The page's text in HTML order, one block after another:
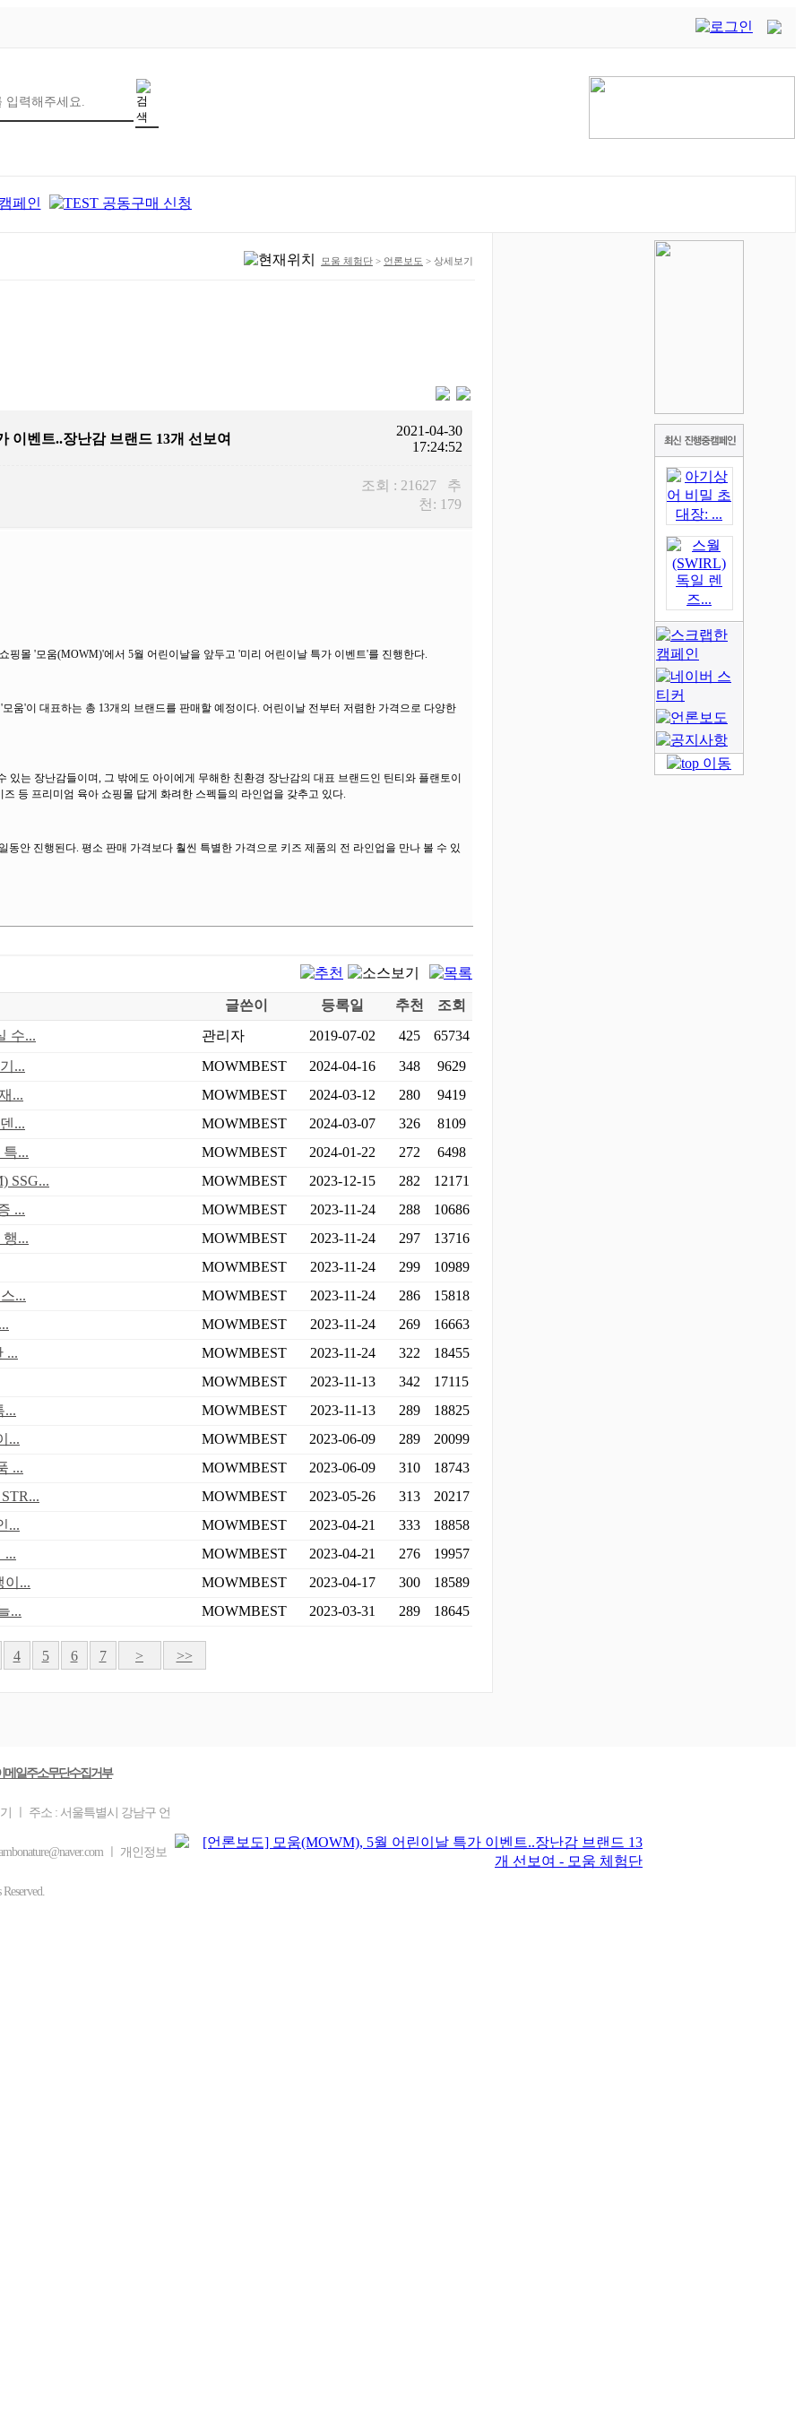
모움 체험단 > 언론보도 > 상세보기
이벤트..장난감 브랜드 13개 선보여
2021-04-30
17:24:52
조회 : 21627 추
천: 179
몰 '모움(MOWM)'에서 5월 어린이날을 앞두고 '미리 어린이날 특가 이벤트'를 진행한다.
움'이 대표하는 총 13개의 브랜드를 판매할 예정이다. 어린이날 전부터 저렴한 가격으로 다양한
는 장난감들이며, 그 밖에도 아이에게 무해한 친환경 장난감의 대표 브랜드인 틴티와 플랜토이
등 프리미엄 육아 쇼핑몰 답게 화려한 스펙들의 라인업을 갖추고 있다.
동안 진행된다. 평소 판매 가격보다 훨씬 특별한 가격으로 키즈 제품의 전 라인업을 만나 볼 수 있
글쓴이 등록일 추천
조회
수...
관리자 2019-07-02 425
65734
...
MOWMBEST 2024-04-16 348
9629
...
MOWMBEST 2024-03-12 280
9419
...
MOWMBEST 2024-03-07 326
8109
...
MOWMBEST 2024-01-22 272
6498
SSG...
MOWMBEST 2023-12-15 282
12171
...
MOWMBEST 2023-11-24 288
10686
...
MOWMBEST 2023-11-24 297
13716
MOWMBEST
2023-11-24 299
10989
...
MOWMBEST 2023-11-24 286
15818
MOWMBEST 2023-11-24 269
16663
...
MOWMBEST 2023-11-24 322
18455
MOWMBEST
2023-11-13 342
17115
...
MOWMBEST 2023-11-13 289
18825
...
MOWMBEST 2023-06-09 289
20099
...
MOWMBEST 2023-06-09 310
18743
MOWMBEST 2023-05-26 313
20217
...
MOWMBEST 2023-04-21 333
18858
...
MOWMBEST 2023-04-21 276
19957
이...
MOWMBEST 2023-04-17 300
18589
...
MOWMBEST 2023-03-31 289 18645
4 5 6 7 > >>
메일주소무단수집거부
ㅣ 주소 : 서울특별시 강남구 언
ㅣ 개인정보